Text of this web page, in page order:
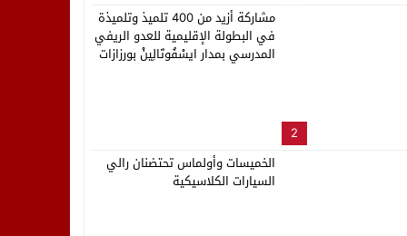
2
مشاركة أزيد من 400 تلميذ وتلميذة
في البطولة الإقليمية للعدو الريفي
المدرسي بمدار ايسْفُوتَالِينْ بورزازات
الخميسات وأولماس تحتضنان رالي
السيارات الكلاسيكية